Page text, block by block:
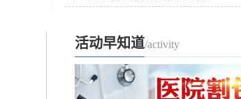
活动早知道/activity